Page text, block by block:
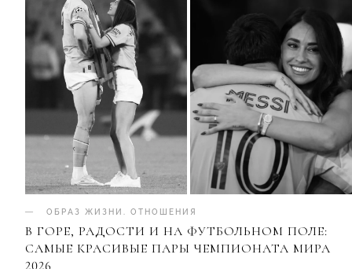
ОБРАЗ ЖИЗНИ ОТНОШЕНИЯ
В ГОРЕ, РАДОСТИ И НА ФУТБОЛЬНОМ ПОЛЕ:
САМЫЕ КРАСИВЫЕ ПАРЫ ЧЕМПИОНАТА МИРА
2026